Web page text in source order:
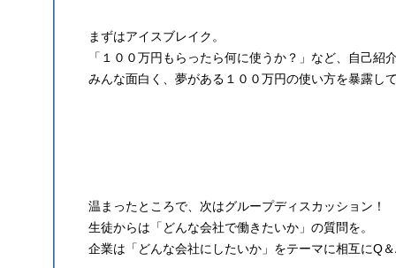
まずはアイスブレイク。
「１００万円もらったら何に使うか？」など、自己紹
みんな面白く、夢がある１００万円の使い方を暴露し
温まったところで、次はグループディスカッション！
生徒からは「どんな会社で働きたいか」の質問を。
企業は「どんな会社にしたいか」をテーマに相互にQ